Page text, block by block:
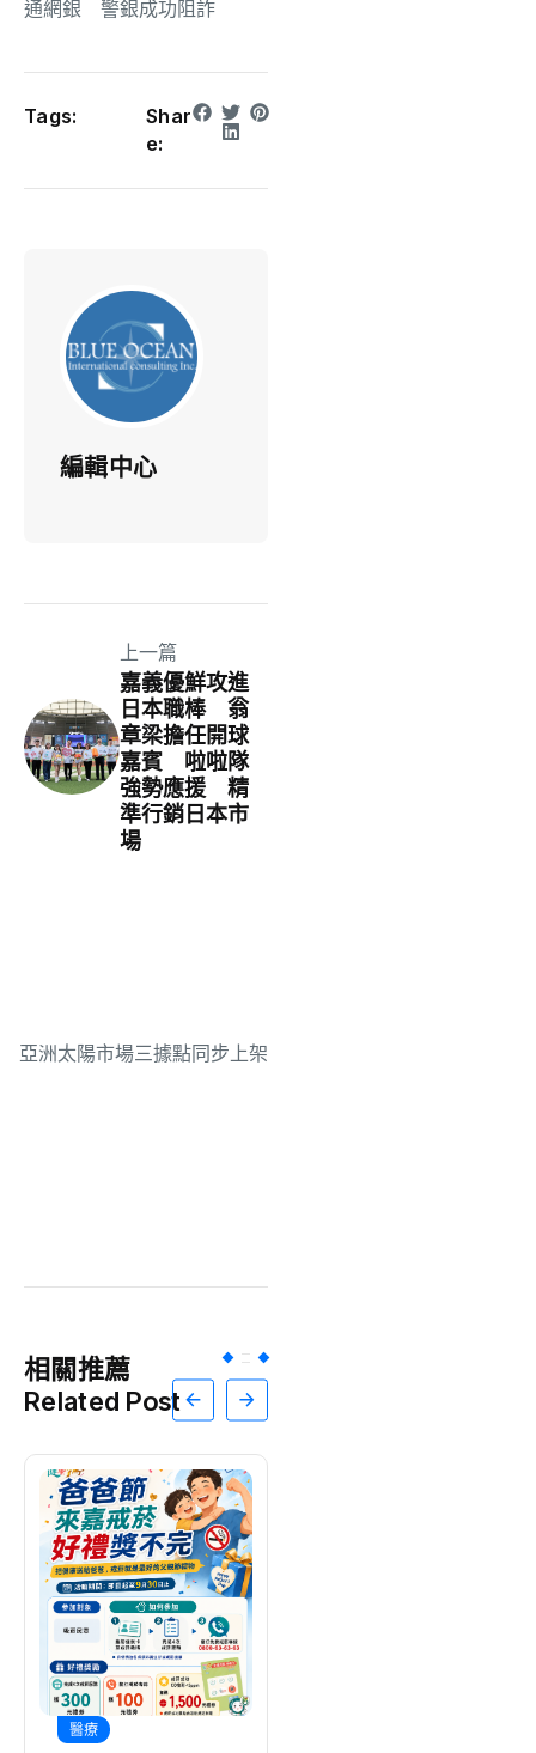
通網銀 警銀成功阻詐
Tags:
Shar
e:
編輯中心
上一篇
嘉義優鮮攻進
日本職棒 翁
章梁擔任開球
嘉賓 啦啦隊
強勢應援 精
準行銷日本市
場
相關推薦
Related Post
醫療